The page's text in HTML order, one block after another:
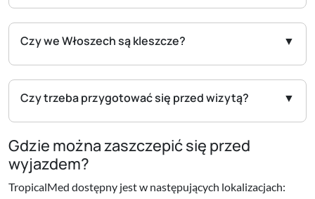
Czy we Włoszech są kleszcze?
Czy trzeba przygotować się przed wizytą?
Gdzie można zaszczepić się przed
wyjazdem?
TropicalMed dostępny jest w następujących lokalizacjach: